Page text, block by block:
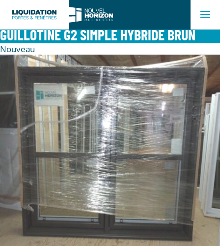
GUILLOTINE G2 SIMPLE HYBRIDE BRUN
Nouveau